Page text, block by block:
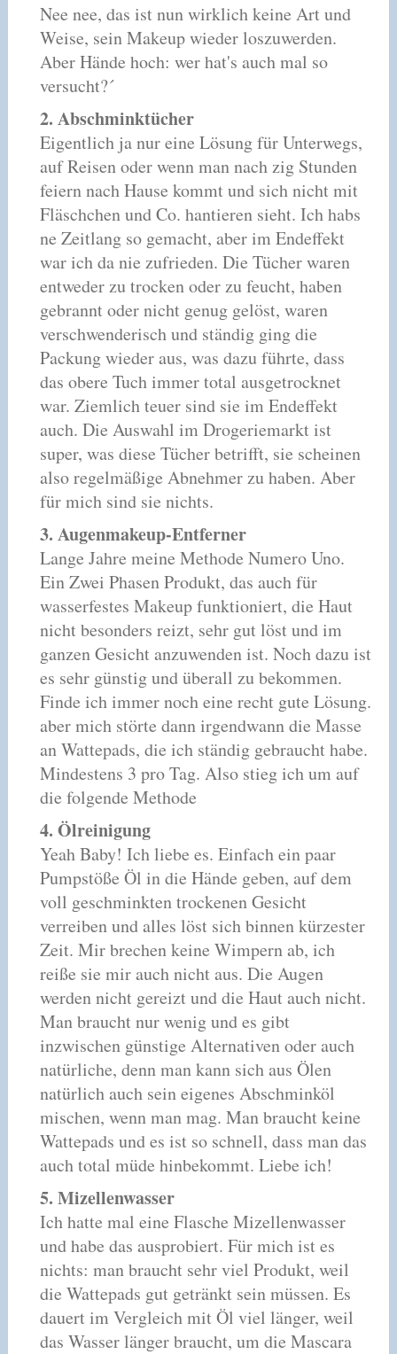
Nee nee, das ist nun wirklich keine Art und
Weise, sein Makeup wieder loszuwerden.
Aber Hände hoch: wer hat's auch mal so
versucht?´
2. Abschminktücher
Eigentlich ja nur eine Lösung für Unterwegs,
auf Reisen oder wenn man nach zig Stunden
feiern nach Hause kommt und sich nicht mit
Fläschchen und Co. hantieren sieht. Ich habs
ne Zeitlang so gemacht, aber im Endeffekt
war ich da nie zufrieden. Die Tücher waren
entweder zu trocken oder zu feucht, haben
gebrannt oder nicht genug gelöst, waren
verschwenderisch und ständig ging die
Packung wieder aus, was dazu führte, dass
das obere Tuch immer total ausgetrocknet
war. Ziemlich teuer sind sie im Endeffekt
auch. Die Auswahl im Drogeriemarkt ist
super, was diese Tücher betrifft, sie scheinen
also regelmäßige Abnehmer zu haben. Aber
für mich sind sie nichts.
3. Augenmakeup-Entferner
Lange Jahre meine Methode Numero Uno.
Ein Zwei Phasen Produkt, das auch für
wasserfestes Makeup funktioniert, die Haut
nicht besonders reizt, sehr gut löst und im
ganzen Gesicht anzuwenden ist. Noch dazu ist
es sehr günstig und überall zu bekommen.
Finde ich immer noch eine recht gute Lösung.
aber mich störte dann irgendwann die Masse
an Wattepads, die ich ständig gebraucht habe.
Mindestens 3 pro Tag. Also stieg ich um auf
die folgende Methode
4. Ölreinigung
Yeah Baby! Ich liebe es. Einfach ein paar
Pumpstöße Öl in die Hände geben, auf dem
voll geschminkten trockenen Gesicht
verreiben und alles löst sich binnen kürzester
Zeit. Mir brechen keine Wimpern ab, ich
reiße sie mir auch nicht aus. Die Augen
werden nicht gereizt und die Haut auch nicht.
Man braucht nur wenig und es gibt
inzwischen günstige Alternativen oder auch
natürliche, denn man kann sich aus Ölen
natürlich auch sein eigenes Abschminköl
mischen, wenn man mag. Man braucht keine
Wattepads und es ist so schnell, dass man das
auch total müde hinbekommt. Liebe ich!
5. Mizellenwasser
Ich hatte mal eine Flasche Mizellenwasser
und habe das ausprobiert. Für mich ist es
nichts: man braucht sehr viel Produkt, weil
die Wattepads gut getränkt sein müssen. Es
dauert im Vergleich mit Öl viel länger, weil
das Wasser länger braucht, um die Mascara